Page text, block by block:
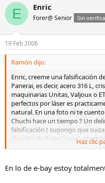
E Enric
Forer@ Senior Sin
19 Feb 2006
Ramón dijo:
Enric, creeme una falsificación
Panerai, es decir, acero 316 L,
maquinarias Unitas, Valjoux o
perfectos por láser es
natural. En una foto ni te
Chuchi hace un tiempo ? Un
falsificación ( supongo que
Chuchi ) de Rolex "rana".
Panerai. Aunque existen
fundamentalmente en estas
cuanto a ebay vuelvo a repetir:
Haz clic
En lo de e-bay estoy